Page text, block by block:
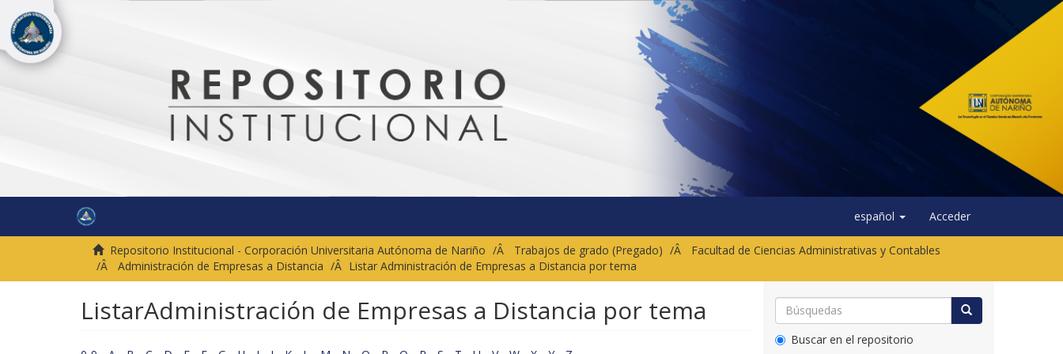
español Acceder
Repositorio Institucional - Corporación Universitaria Autónoma de Nariño Trabajos de grado (Pregado)
Facultad de Ciencias Administrativas y Contables
Administración de Empresas a Distancia
Listar Administración de Empresas a Distancia por tema
ListarAdministración de Empresas a Distancia por tema
Buscar en el repositorio